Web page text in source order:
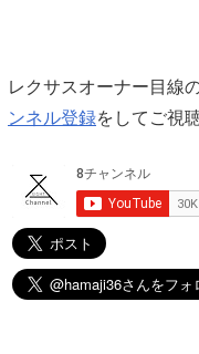
レクサスオーナー目線
ンネル登録をしてご視